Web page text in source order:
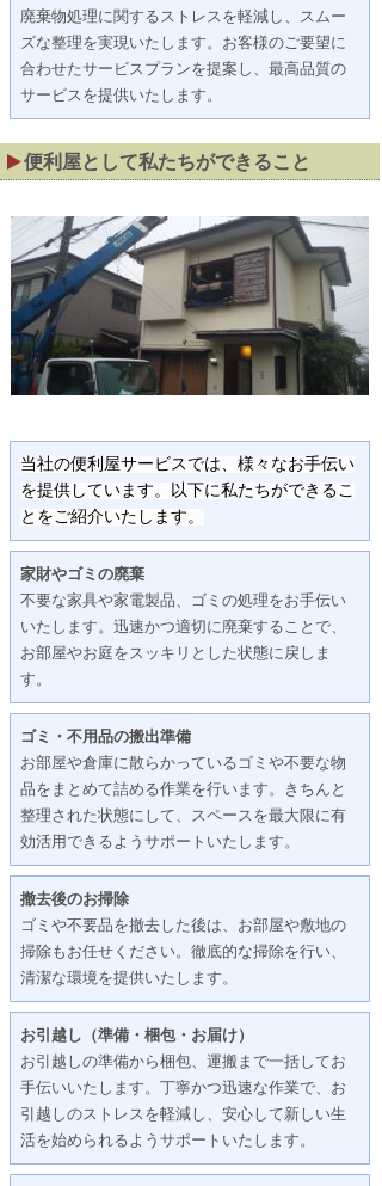
廃棄物処理に関するストレスを軽減し、スムー
ズな整理を実現いたします。お客様のご要望に
合わせたサービスプランを提案し、最高品質の
サービスを提供いたします。
便利屋として私たちができること
当社の便利屋サービスでは、様々なお手伝い
を提供しています。以下に私たちができるこ
とをご紹介いたします。
家財やゴミの廃棄
不要な家具や家電製品、ゴミの処理をお手伝い
いたします。迅速かつ適切に廃棄することで、
お部屋やお庭をスッキリとした状態に戻しま
す。
ゴミ・不用品の搬出準備
お部屋や倉庫に散らかっているゴミや不要な物
品をまとめて詰める作業を行います。きちんと
整理された状態にして、スペースを最大限に有
効活用できるようサポートいたします。
撤去後のお掃除
ゴミや不要品を撤去した後は、お部屋や敷地の
掃除もお任せください。徹底的な掃除を行い、
清潔な環境を提供いたします。
お引越し（準備・梱包・お届け）
お引越しの準備から梱包、運搬まで一括してお
手伝いいたします。丁寧かつ迅速な作業で、お
引越しのストレスを軽減し、安心して新しい生
活を始められるようサポートいたします。